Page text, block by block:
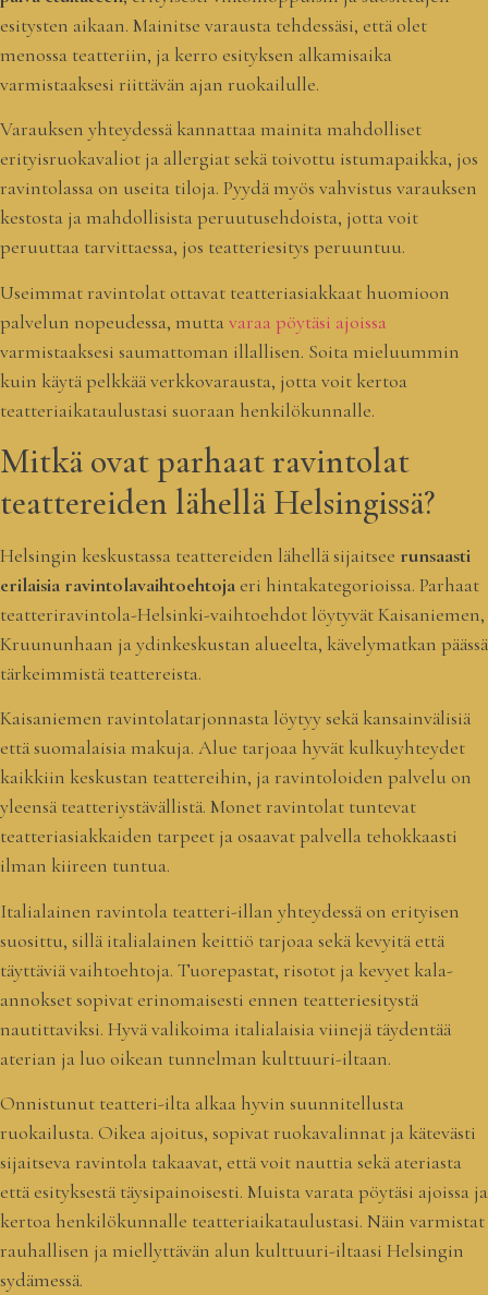
esitysten aikaan. Mainitse varausta tehdessäsi, että olet
menossa teatteriin, ja kerro esityksen alkamisaika
varmistaaksesi riittävän ajan ruokailulle.
Varauksen yhteydessä kannattaa mainita mahdolliset
erityisruokavaliot ja allergiat sekä toivottu istumapaikka, jos
ravintolassa on useita tiloja. Pyydä myös vahvistus varauksen
kestosta ja mahdollisista peruutusehdoista, jotta voit
peruuttaa tarvittaessa, jos teatteriesitys peruuntuu.
Useimmat ravintolat ottavat teatteriasiakkaat huomioon
palvelun nopeudessa, muttavaraa pöytäsi ajoissa
varmistaaksesi saumattoman illallisen. Soita mieluummin
kuin käytä pelkkää verkkovarausta, jotta voit kertoa
teatteriaikataulustasi suoraan henkilökunnalle.
Mitkä ovat parhaat ravintolat
teattereiden lähellä Helsingissä?
Helsingin keskustassa teattereiden lähellä sijaitsee runsaasti
erilaisia ravintolavaihtoehtoja eri hintakategorioissa. Parhaat
teatteriravintola-Helsinki-vaihtoehdot löytyvät Kaisaniemen,
Kruununhaan ja ydinkeskustan alueelta, kävelymatkan päässä
tärkeimmistä teattereista.
Kaisaniemen ravintolatarjonnasta löytyy sekä kansainvälisiä
että suomalaisia makuja. Alue tarjoaa hyvät kulkuyhteydet
kaikkiin keskustan teattereihin, ja ravintoloiden palvelu on
yleensä teatteriystävällistä. Monet ravintolat tuntevat
teatteriasiakkaiden tarpeet ja osaavat palvella tehokkaasti
ilman kiireen tuntua.
Italialainen ravintola teatteri-illan yhteydessä on erityisen
suosittu, sillä italialainen keittiö tarjoaa sekä kevyitä että
täyttäviä vaihtoehtoja. Tuorepastat, risotot ja kevyet kala-
annokset sopivat erinomaisesti ennen teatteriesitystä
nautittaviksi. Hyvä valikoima italialaisia viinejä täydentää
aterian ja luo oikean tunnelman kulttuuri-iltaan.
Onnistunut teatteri-ilta alkaa hyvin suunnitellusta
ruokailusta. Oikea ajoitus, sopivat ruokavalinnat ja kätevästi
sijaitseva ravintola takaavat, että voit nauttia sekä ateriasta
että esityksestä täysipainoisesti. Muista varata pöytäsi ajoissa ja
kertoa henkilökunnalle teatteriaikataulustasi. Näin varmistat
rauhallisen ja miellyttävän alun kulttuuri-iltaasi Helsingin
sydämessä.